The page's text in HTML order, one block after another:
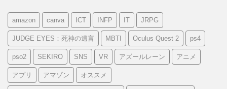
amazon canva ICT INFP IT JRPG
JUDGE EYES：死神の遺言 MBTI Oculus Quest 2 ps4
pso2 SEKIRO SNS VR アズールレーン アニメ
アプリ アマゾン オススメ